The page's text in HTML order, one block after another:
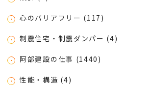
心のバリアフリー (117)
制震住宅・制震ダンパー (4)
阿部建設の仕事 (1440)
性能・構造 (4)